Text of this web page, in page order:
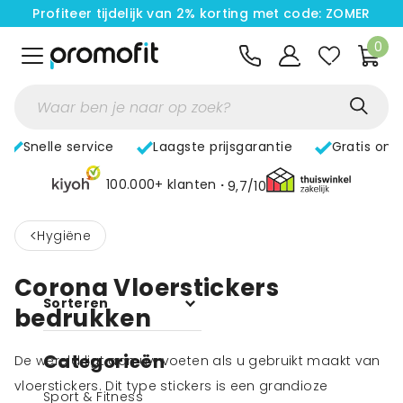
Profiteer tijdelijk van 2% korting met code: ZOMER
0
Snelle service Laagste prijsgarantie Gratis
100.000+ klanten 9,7/10
< Hygiëne
Sorteren
Categorieën
Sport & Fitness
Corona Vloerstickers
bedrukken
De wereld ligt aan uw voeten als u gebruikt maakt van
vloerstickers. Dit type stickers is een grandioze